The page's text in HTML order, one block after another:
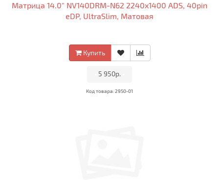
Матрица 14.0" NV140DRM-N62 2240x1400 ADS, 40pin
eDP, UltraSlim, Матовая
Купить
5 950р.
Код товара: 2950-01